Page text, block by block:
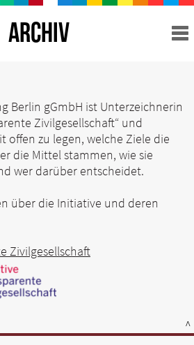
ARCHIV
Berlin gGmbH ist Unterzeichnerin
Zivilgesellschaft“ und
offen zu legen, welche Ziele die
die Mittel stammen, wie sie
wer darüber entscheidet.
über die Initiative und deren
Zivilgesellschaft
^